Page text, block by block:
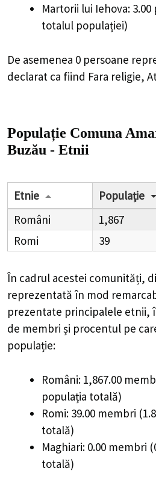
Martorii lui Iehova:
totalul populației)
De asemenea 0 persoane
declarat ca fiind Fara religie,
Populație Comuna
Buzău - Etnii
Etnie Populație
Români
1,867
Romi
39
În cadrul acestei comunități,
reprezentată în mod
prezentate principalele etnii,
de membri și procentul pe
populație:
Români: 1,867.00
populația totală)
Romi: 39.00 membri
totală)
Maghiari: 0.00 membri
totală)